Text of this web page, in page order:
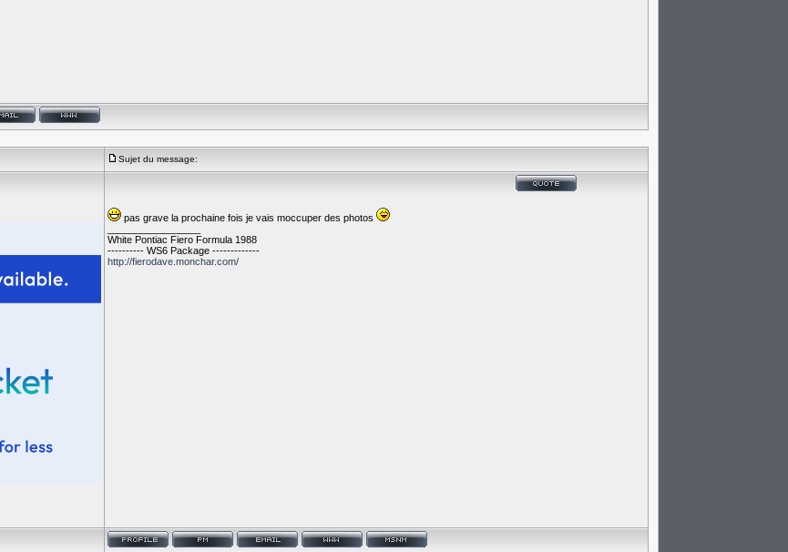
Sujet du message:
pas grave la prochaine fois je vais moccuper des photos
White Pontiac Fiero Formula 1988
---------- WS6 Package -------------
http://fierodave.monchar.com/